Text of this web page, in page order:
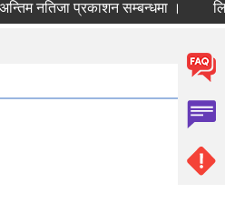
नतिजा प्रकाशन सम्बन्धमा ।